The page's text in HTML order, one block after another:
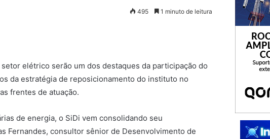
495 1 minuto de leitura
elétrico serão um dos destaques da participação do
da estratégia de reposicionamento do instituto no
frentes de atuação.
de energia, o SiDi vem consolidando seu
Fernandes, consultor sênior de Desenvolvimento de